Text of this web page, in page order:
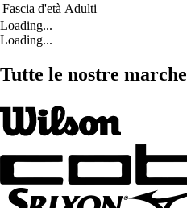
Fascia d'età Adulti
Loading...
Loading...
Tutte le nostre marche